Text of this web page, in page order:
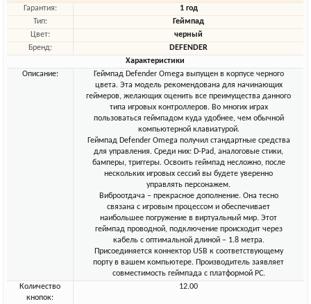
Гарантия:
1 год
Тип:
Геймпад
Цвет:
черный
Бренд:
DEFENDER
Характеристики
Описание:
Геймпад Defender Omega выпущен в корпусе черного
цвета. Эта модель рекомендована для начинающих
геймеров, желающих оценить все преимущества данного
типа игровых контроллеров. Во многих играх
пользоваться геймпадом куда удобнее, чем обычной
компьютерной клавиатурой.
Геймпад Defender Omega получил стандартные средства
для управления. Среди них: D-Pad, аналоговые стики,
бамперы, триггеры. Освоить геймпад несложно, после
нескольких игровых сессий вы будете уверенно
управлять персонажем.
Виброотдача – прекрасное дополнение. Она тесно
связана с игровым процессом и обеспечивает
наибольшее погружение в виртуальный мир. Этот
геймпад проводной, подключение происходит через
кабель с оптимальной длиной – 1.8 метра.
Присоединяется коннектор USB к соответствующему
порту в вашем компьютере. Производитель заявляет
совместимость геймпада с платформой PC.
Количество
кнопок:
12.00